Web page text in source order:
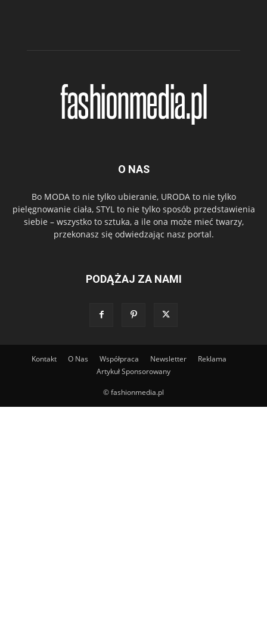
O NAS
Bo MODA to nie tylko ubieranie, URODA to nie tylko
pielęgnowanie ciała, STYL to nie tylko sposób przedstawienia
siebie – wszystko to sztuka, a ile ona może mieć twarzy,
przekonasz się odwiedzając nasz portal.
PODĄŻAJ ZA NAMI
Kontakt O Nas Współpraca Newsletter
Reklama
Artykuł Sponsorowany
© fashionmedia.pl